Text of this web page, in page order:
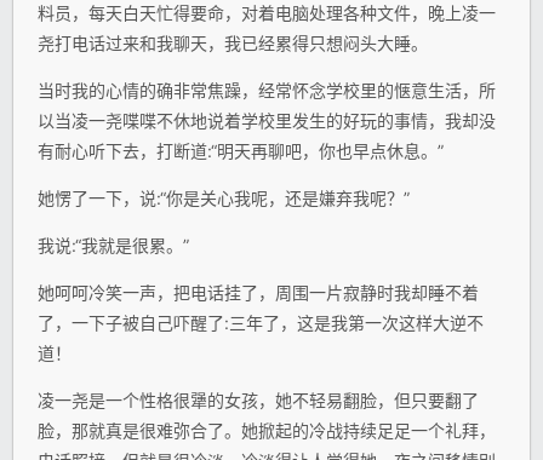
料员，每天白天忙得要命，对着电脑处理各种文件，晚上凌一
尧打电话过来和我聊天，我已经累得只想闷头大睡。
当时我的心情的确非常焦躁，经常怀念学校里的惬意生活，所
以当凌一尧喋喋不休地说着学校里发生的好玩的事情，我却没
有耐心听下去，打断道:“明天再聊吧，你也早点休息。”
她愣了一下，说:“你是关心我呢，还是嫌弃我呢？”
我说:“我就是很累。”
她呵呵冷笑一声，把电话挂了，周围一片寂静时我却睡不着
了，一下子被自己吓醒了:三年了，这是我第一次这样大逆不
道！
凌一尧是一个性格很犟的女孩，她不轻易翻脸，但只要翻了
脸，那就真是很难弥合了。她掀起的冷战持续足足一个礼拜，